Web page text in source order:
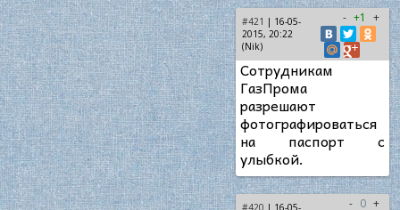
#421 | 16-05-
2015, 20:22
(Nik)
- +1 +
Сотрудникам
ГазПрома
разрешают
фотографироваться
на паспорт с
улыбкой.
#420 | 16-05- - 0 +